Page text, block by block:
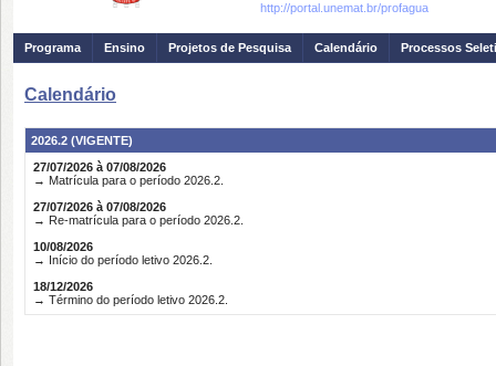
http://portal.unemat.br/profagua
Programa Ensino Projetos de Pesquisa Calendário Processos
Calendário
2026.2 (VIGENTE)
27/07/2026 à 07/08/2026
→ Matrícula para o período 2026.2.
27/07/2026 à 07/08/2026
→ Re-matrícula para o período 2026.2.
10/08/2026
→ Início do período letivo 2026.2.
18/12/2026
→ Término do período letivo 2026.2.